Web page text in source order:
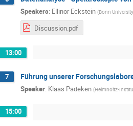
Speakers: Ellinor Eckstein (Bonn University
Discussion.pdf
13:00
7 Führung unserer
Speaker: Klaas Padeken (Helmholtz-
15:00